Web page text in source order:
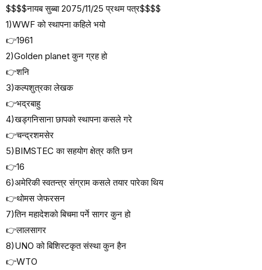
$$$$नायब सुब्बा 2075/11/25 प्रथम पत्र$$$$
1)WWF को स्थापना कहिले भयो
👉1961
2)Golden planet कुन ग्रह हो
👉शनि
3)कल्पशुत्रका लेखक
👉भद्रबाहु
4)खड्गनिसाना छापको स्थापना कसले गरे
👉चन्द्रशमसेर
5)BIMSTEC का सहयोग क्षेत्र कति छन
👉16
6)अमेरिकी स्वतन्त्र संग्राम कसले तयार पारेका थिय
👉थोमस जेफरसन
7)तिन महादेशको बिचमा पर्ने सागर कुन हो
👉लालसागर
8)UNO को बिशिस्टकृत संस्था कुन हैन
👉WTO